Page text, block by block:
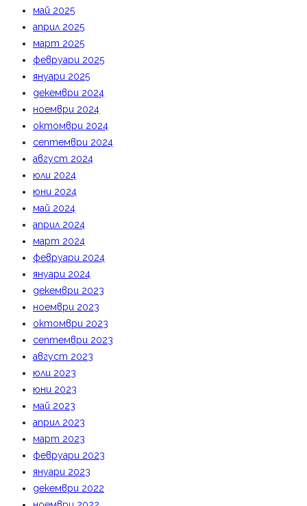
май 2025
април 2025
март 2025
февруари 2025
януари 2025
декември 2024
ноември 2024
октомври 2024
септември 2024
август 2024
юли 2024
юни 2024
май 2024
април 2024
март 2024
февруари 2024
януари 2024
декември 2023
ноември 2023
октомври 2023
септември 2023
август 2023
юли 2023
юни 2023
май 2023
април 2023
март 2023
февруари 2023
януари 2023
декември 2022